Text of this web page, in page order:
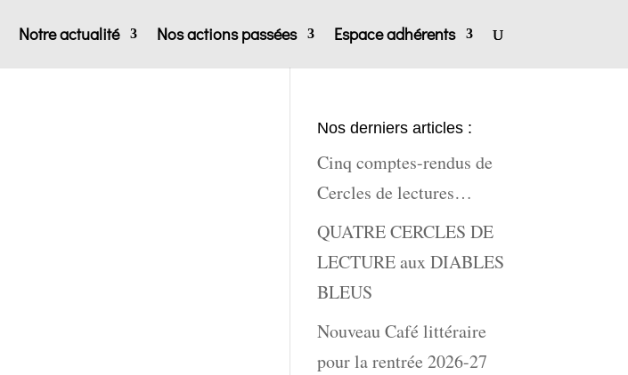
Notre actualité Nos actions passées Espace adhérents
Nos derniers articles :
Cinq comptes-rendus de
Cercles de lectures…
QUATRE CERCLES DE
LECTURE aux DIABLES
BLEUS
Nouveau Café littéraire
pour la rentrée 2026-27